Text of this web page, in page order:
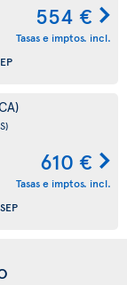
554 €
Tasas e imptos. incl.
610 €
Tasas e imptos. incl.